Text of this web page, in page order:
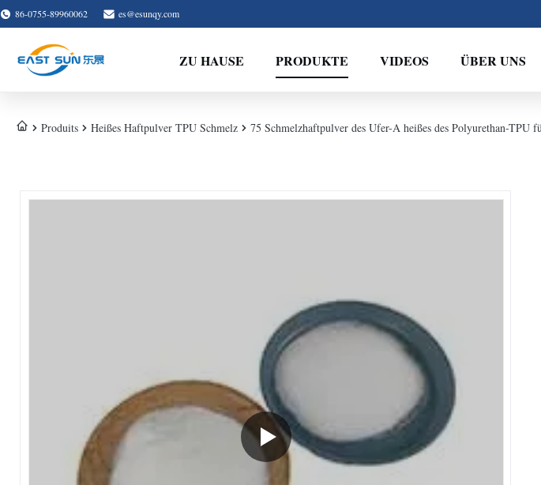
86-0755-89960062 es@esunqy.com
ZU HAUSE PRODUKTE VIDEOS ÜBER UNS
Produits Heißes Haftpulver TPU Schmelz 75 Schmelzhaftpulver des Ufer-A heißes des Polyurethan-TPU